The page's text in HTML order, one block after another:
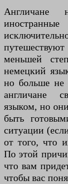
Англичане
меньшей
немецкий
но больше не
англичане
языком, но
быть
ситуации
от того, что
По этой
что вам
чтобы вас